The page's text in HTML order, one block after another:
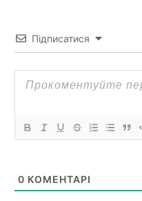
Підписатися
0 КОМЕНТАРІ